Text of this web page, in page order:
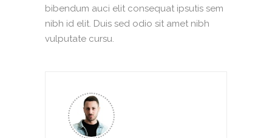
bibendum auci elit consequat ipsutis sem
nibh id elit. Duis sed odio sit amet nibh
vulputate cursu.